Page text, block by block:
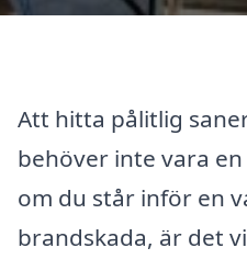
Att hitta pålitlig
behöver inte vara
om du står inför en
brandskada, är det